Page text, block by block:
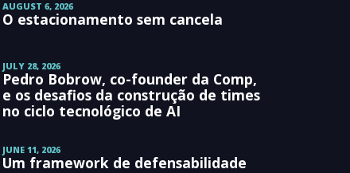
AUGUST 6, 2026
O estacionamento sem cancela
JULY 28, 2026
Pedro Bobrow, co-founder da Comp,
e os desafios da construção de times
no ciclo tecnológico de AI
JUNE 11, 2026
Um framework de defensabilidade